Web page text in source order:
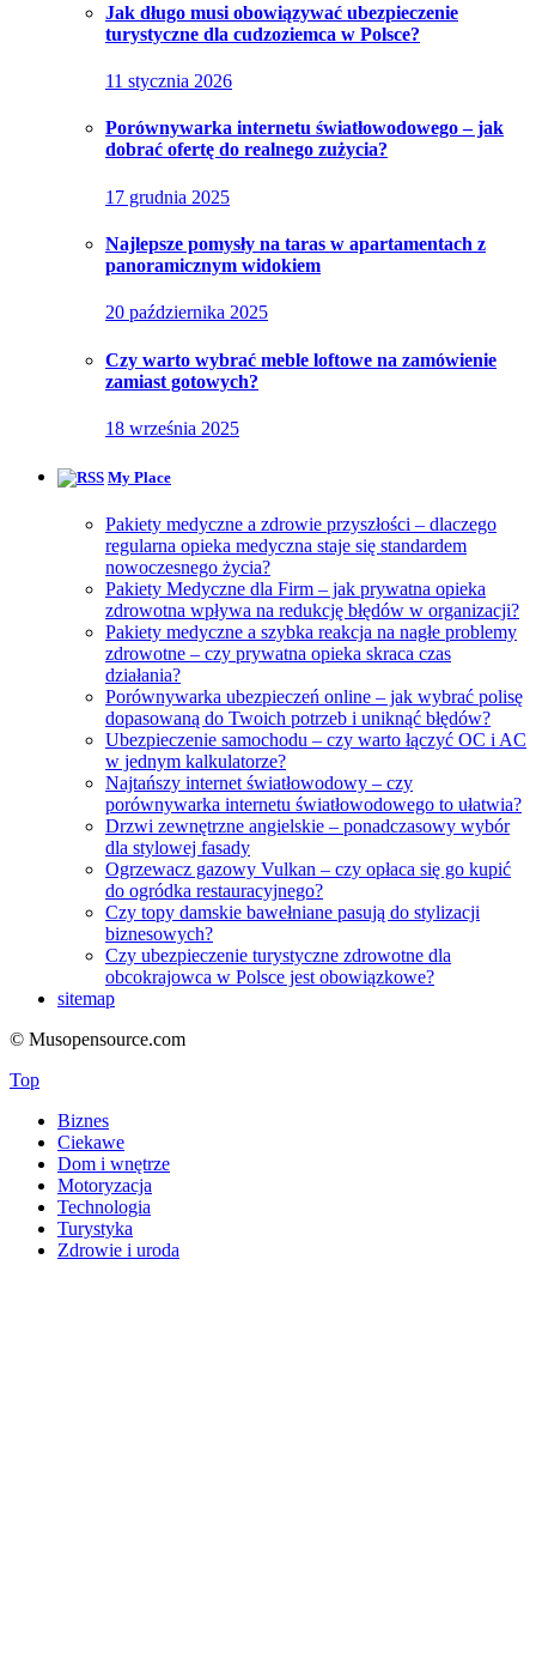
Jak długo musi obowiązywać ubezpieczenie
turystyczne dla cudzoziemca w Polsce?
11 stycznia 2026
Porównywarka internetu światłowodowego – jak
dobrać ofertę do realnego zużycia?
17 grudnia 2025
Najlepsze pomysły na taras w apartamentach z
panoramicznym widokiem
20 października 2025
Czy warto wybrać meble loftowe na zamówienie
zamiast gotowych?
18 września 2025
My Place
Pakiety medyczne a zdrowie przyszłości – dlaczego
regularna opieka medyczna staje się standardem
nowoczesnego życia?
Pakiety Medyczne dla Firm – jak prywatna opieka
zdrowotna wpływa na redukcję błędów w organizacji?
Pakiety medyczne a szybka reakcja na nagłe problemy
zdrowotne – czy prywatna opieka skraca czas
działania?
Porównywarka ubezpieczeń online – jak wybrać polisę
dopasowaną do Twoich potrzeb i uniknąć błędów?
Ubezpieczenie samochodu – czy warto łączyć OC i AC
w jednym kalkulatorze?
Najtańszy internet światłowodowy – czy
porównywarka internetu światłowodowego to ułatwia?
Drzwi zewnętrzne angielskie – ponadczasowy wybór
dla stylowej fasady
Ogrzewacz gazowy Vulkan – czy opłaca się go kupić
do ogródka restauracyjnego?
Czy topy damskie bawełniane pasują do stylizacji
biznesowych?
Czy ubezpieczenie turystyczne zdrowotne dla
obcokrajowca w Polsce jest obowiązkowe?
sitemap
© Musopensource.com
Top
Biznes
Ciekawe
Dom i wnętrze
Motoryzacja
Technologia
Turystyka
Zdrowie i uroda